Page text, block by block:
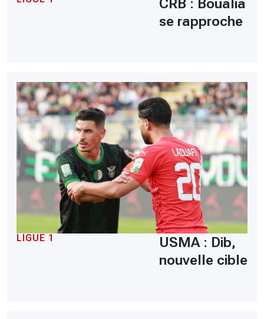
CRB : Boualia
se rapproche
LIGUE 1
USMA : Dib,
nouvelle cible